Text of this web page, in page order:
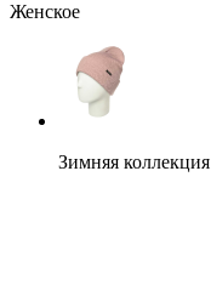
Женское
Зимняя коллекция